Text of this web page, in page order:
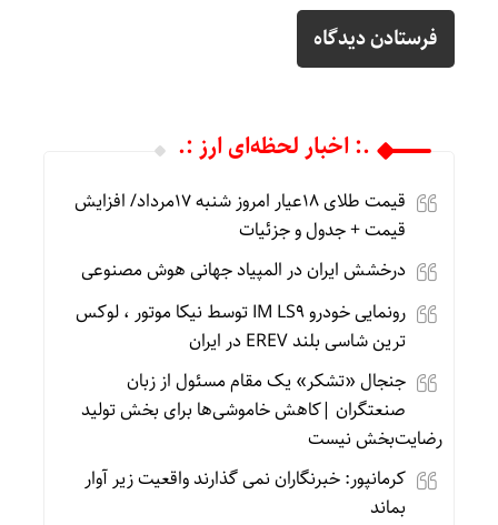
.: اخبار لحظه‌ای ارز :.
قیمت طلای 18عیار امروز شنبه 17مرداد/ افزایش
قیمت + جدول و جزئیات
درخشش ایران در المپیاد جهانی هوش مصنوعی
رونمایی خودرو IM LS9 توسط نیکا موتور ، لوکس
ترین شاسی بلند EREV در ایران
جنجال «تشکر» یک مقام مسئول از زبان
صنعتگران |کاهش خاموشی‌ها برای بخش تولید
رضایت‌بخش نیست
کرمانپور: خبرنگاران نمی گذارند واقعیت زیر آوار
بماند